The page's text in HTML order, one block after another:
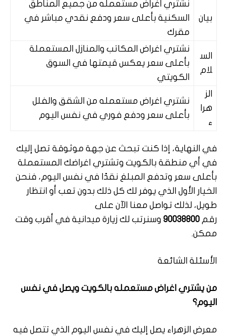
بيان
نشتري اغراض مستعمله من جميع المناطق
السكنية بأعلى سعر ودفع نقدي مباشر في
مقرك
الس
لام
نشتري اغراض المكاتب والمنازل المستعملة
بأعلى سعر يعكس قيمتها في السوق
الكويتي
الز
هرا
ء
نشتري اغراض مستعمله من الشقق والفلل
بأعلى سعر ودفع فوري في نفس اليوم
في النهاية، إذا كنت تبحث عن جهة موثوقة تصل إليك
في أي منطقة بالكويت وتشتري اغراضك المستعملة
بأعلى سعر وتدفع المبلغ نقدًا في نفس اليوم، فنحن
الخيار الأول الذي يوفر لك كل ذلك بدون تعب أو انتظار
طويل، لذلك تواصل معنا الآن على
رقم 90038800 وسنرتب لك زيارة ميدانية في أقرب وقت
ممكن.
الأسئلة الشائعة
من يشتري اغراض مستعمله بالكويت ويصل في نفس
اليوم؟
معرض الزهراء يصل إليك في نفس اليوم الذي تتصل فيه